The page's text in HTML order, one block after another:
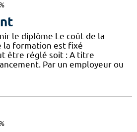
le diplôme Le coût de la
la formation est fixé
être réglé soit : A titre
Par un employeur ou